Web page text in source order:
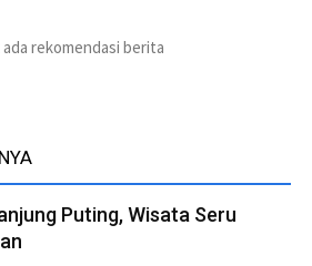
ada rekomendasi berita
Puting, Wisata Seru